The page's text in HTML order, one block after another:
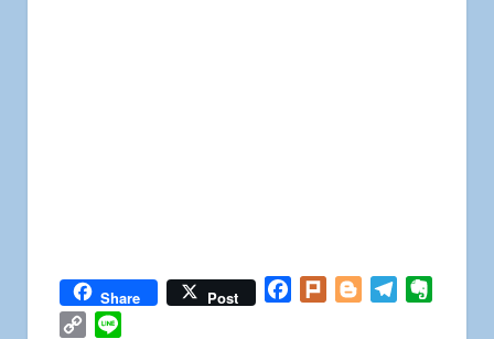
Share Post Facebook
Plurk BloggerTelegram
Copy